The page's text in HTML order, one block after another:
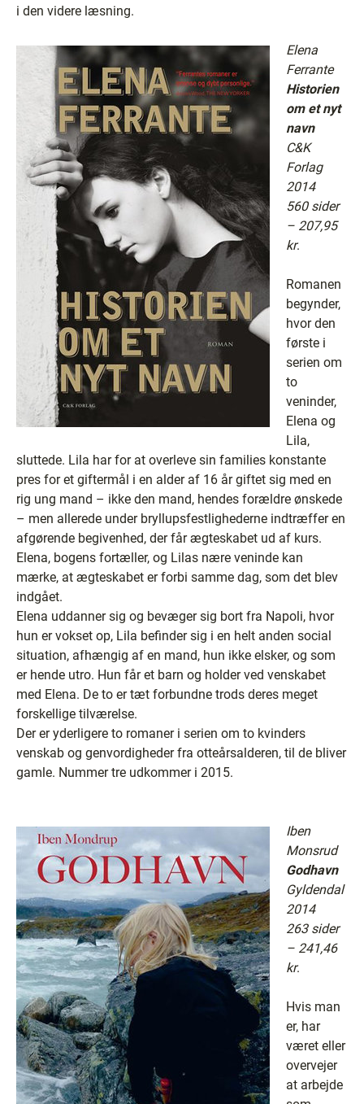
i den videre læsning.
Elena
Ferrante
Historien
om et nyt
navn
C&K
Forlag
2014
560 sider
– 207,95
kr.
Romanen
begynder,
hvor den
første i
serien om
to
veninder,
Elena og
Lila,
sluttede. Lila har for at overleve sin families konstante
pres for et giftermål i en alder af 16 år giftet sig med en
rig ung mand – ikke den mand, hendes forældre ønskede
– men allerede under bryllupsfestlighederne indtræffer en
afgørende begivenhed, der får ægteskabet ud af kurs.
Elena, bogens fortæller, og Lilas nære veninde kan
mærke, at ægteskabet er forbi samme dag, som det blev
indgået.
Elena uddanner sig og bevæger sig bort fra Napoli, hvor
hun er vokset op, Lila befinder sig i en helt anden social
situation, afhængig af en mand, hun ikke elsker, og som
er hende utro. Hun får et barn og holder ved venskabet
med Elena. De to er tæt forbundne trods deres meget
forskellige tilværelse.
Der er yderligere to romaner i serien om to kvinders
venskab og genvordigheder fra otteårsalderen, til de bliver
gamle. Nummer tre udkommer i 2015.
Iben
Monsrud
Godhavn
Gyldendal
2014
263 sider
– 241,46
kr.
Hvis man
er, har
været eller
overvejer
at arbejde